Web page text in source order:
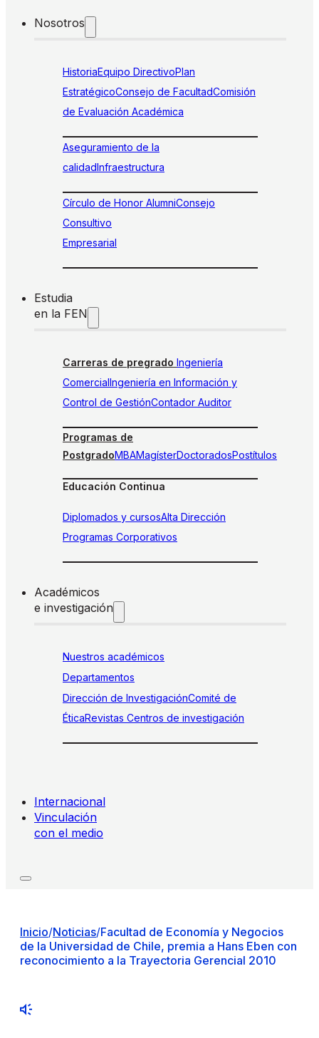
Nosotros
HistoriaEquipo DirectivoPlan
EstratégicoConsejo de FacultadComisión
de Evaluación Académica
Aseguramiento de la
calidadInfraestructura
Círculo de Honor AlumniConsejo
Consultivo
Empresarial
Estudia
en la FEN
Carreras de pregrado Ingeniería
ComercialIngeniería en Información y
Control de GestiónContador Auditor
Programas de
PostgradoMBAMagísterDoctoradosPostítulos
Educación Continua
Diplomados y cursosAlta Dirección
Programas Corporativos
Académicos
e investigación
Nuestros académicos
Departamentos
Dirección de InvestigaciónComité de
ÉticaRevistas Centros de investigación
Internacional
Vinculación
con el medio
Inicio/Noticias/Facultad de Economía y Negocios
de la Universidad de Chile, premia a Hans Eben con
reconocimiento a la Trayectoria Gerencial 2010